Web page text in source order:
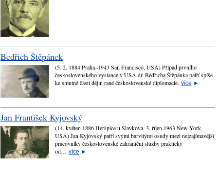
Bedřich Štěpánek
(5. 2. 1884 Praha–1943 San Francisco, USA) Případ prvního
československého vyslance v USA dr. Bedřicha Štěpánka patří spíše
ke smutné části dějin rané československé diplomacie. více ►
Jan František Kyjovský
(14. květen 1886 Heršpice u Slavkova–3. říjen 1963 New York,
USA) Jan Kyjovský patří svými barvitými osudy mezi nejzajímavější
pracovníky československé zahraniční služby prakticky
od… více ►